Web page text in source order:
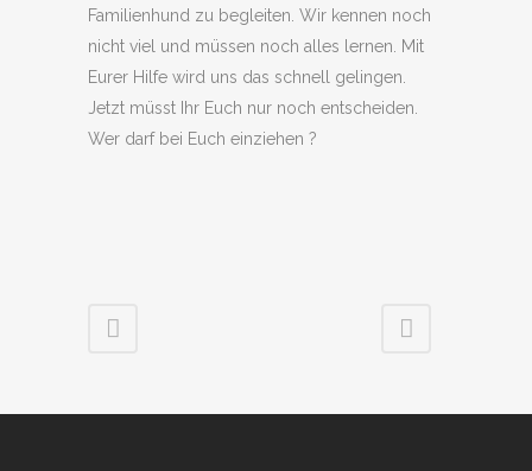
Familienhund zu begleiten. Wir kennen noch
nicht viel und müssen noch alles lernen. Mit
Eurer Hilfe wird uns das schnell gelingen.
Jetzt müsst Ihr Euch nur noch entscheiden.
Wer darf bei Euch einziehen ?